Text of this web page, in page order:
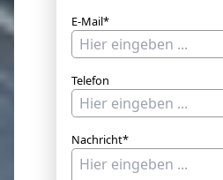
E-Mail*
Telefon
Nachricht*